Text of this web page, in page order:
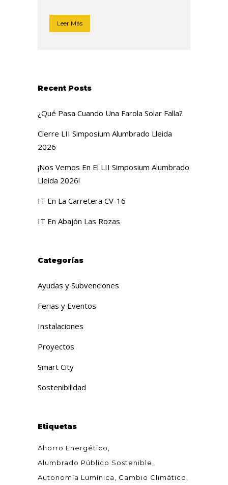
Leer Más
Recent Posts
¿Qué Pasa Cuando Una Farola Solar Falla?
Cierre LII Simposium Alumbrado Lleida
2026
¡Nos Vemos En El LII Simposium Alumbrado
Lleida 2026!
IT En La Carretera CV-16
IT En Abajón Las Rozas
Categorías
Ayudas y Subvenciones
Ferias y Eventos
Instalaciones
Proyectos
Smart City
Sostenibilidad
Etiquetas
Ahorro Energético
Alumbrado Público Sostenible
Autonomía Lumínica
Cambio Climático